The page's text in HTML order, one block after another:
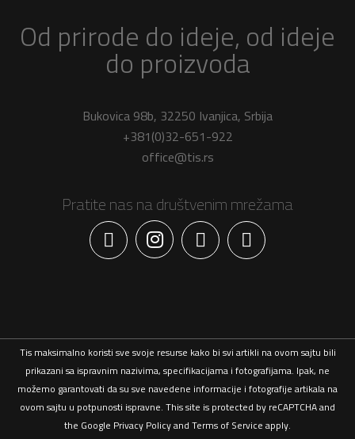
Od prirode do ideje, od ideje
do proizvoda
Bukovica 98b, 32250 Ivanjica, Srbija
+381(0)32-651-922
office@tis.rs
Pratite nas na društvenim mrežama
Facebook
Tis maksimalno koristi sve svoje resurse kako bi svi artikli na ovom sajtu bili
prikazani sa ispravnim nazivima, specifikacijama i fotografijama. Ipak, ne
možemo garantovati da su sve navedene informacije i fotografije artikala na
ovom sajtu u potpunosti ispravne. This site is protected by reCAPTCHA and
the Google Privacy Policyand Terms of Service apply.